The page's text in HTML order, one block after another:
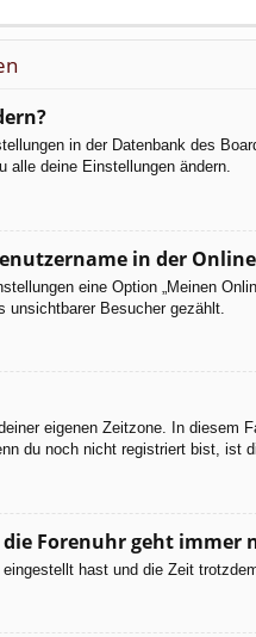
in der Datenbank des
alle deine Einstellungen ändern.
in der
eine Option „Meinen
Besucher gezählt.
eigenen Zeitzone. In
du noch nicht registriert bist, ist
Forenuhr geht immer
hast und die Zeit